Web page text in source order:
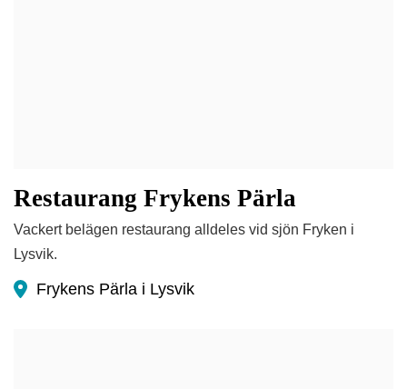
Restaurang Frykens Pärla
Vackert belägen restaurang alldeles vid sjön Fryken i
Lysvik.
Frykens Pärla i Lysvik